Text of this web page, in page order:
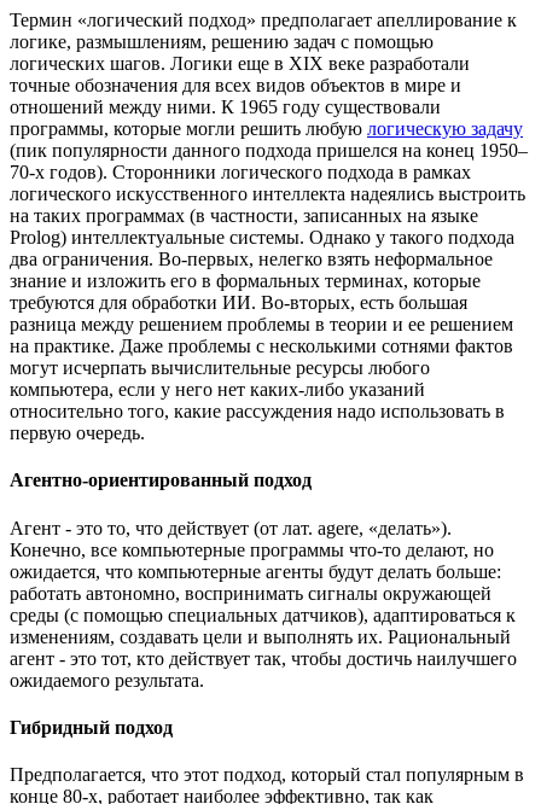
Термин «логический подход» предполагает апеллирование к
логике, размышлениям, решению задач с помощью
логических шагов. Логики еще в XIX веке разработали
точные обозначения для всех видов объектов в мире и
отношений между ними. К 1965 году существовали
программы, которые могли решить любую логическую задачу
(пик популярности данного подхода пришелся на конец 1950–
70-х годов). Сторонники логического подхода в рамках
логического искусственного интеллекта надеялись выстроить
на таких программах (в частности, записанных на языке
Prolog) интеллектуальные системы. Однако у такого подхода
два ограничения. Во-первых, нелегко взять неформальное
знание и изложить его в формальных терминах, которые
требуются для обработки ИИ. Во-вторых, есть большая
разница между решением проблемы в теории и ее решением
на практике. Даже проблемы с несколькими сотнями фактов
могут исчерпать вычислительные ресурсы любого
компьютера, если у него нет каких-либо указаний
относительно того, какие рассуждения надо использовать в
первую очередь.
Агентно-ориентированный подход
Агент - это то, что действует (от лат. agere, «делать»).
Конечно, все компьютерные программы что-то делают, но
ожидается, что компьютерные агенты будут делать больше:
работать автономно, воспринимать сигналы окружающей
среды (с помощью специальных датчиков), адаптироваться к
изменениям, создавать цели и выполнять их. Рациональный
агент - это тот, кто действует так, чтобы достичь наилучшего
ожидаемого результата.
Гибридный подход
Предполагается, что этот подход, который стал популярным в
конце 80-х, работает наиболее эффективно, так как